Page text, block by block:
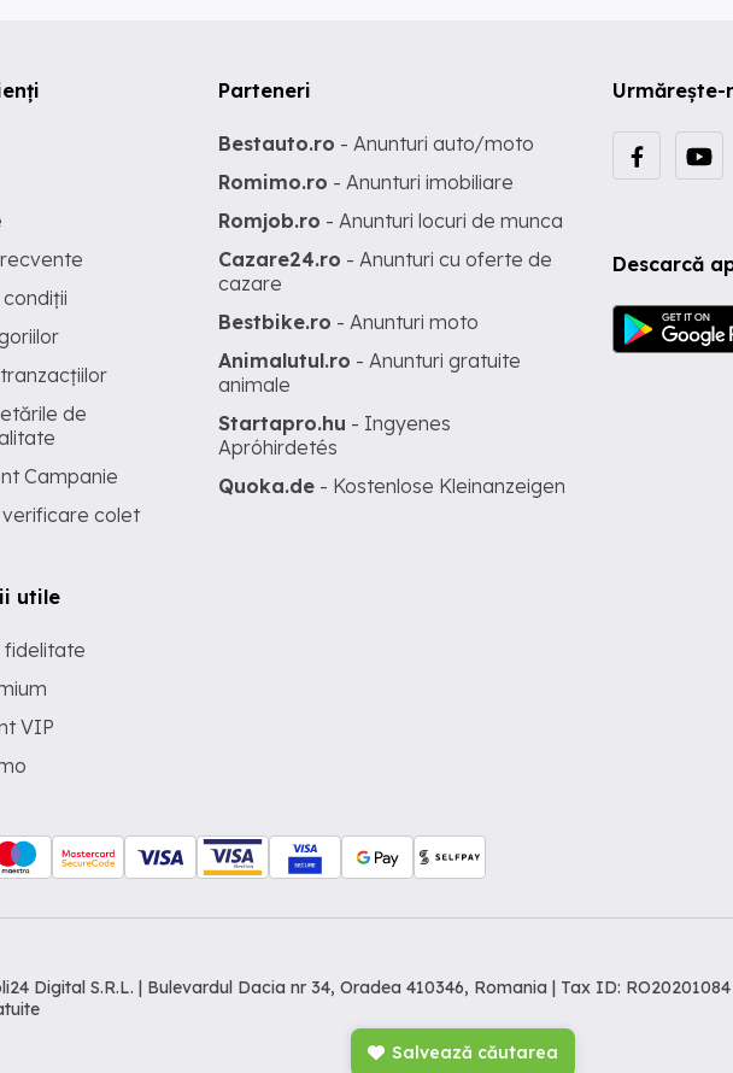
Salvează căutarea
Urmărește-
Descarcă
condiții
de
Campanie
colet
utile
fidelitate
VIP
Parteneri
Bestauto.ro - Anunturi auto/moto
Romimo.ro - Anunturi imobiliare
Romjob.ro - Anunturi locuri de munca
Cazare24.ro - Anunturi cu oferte de
cazare
Bestbike.ro - Anunturi moto
Animalutul.ro - Anunturi gratuite
animale
Startapro.hu - Ingyenes
Apróhirdetés
Quoka.de - Kostenlose Kleinanzeigen
Digital S.R.L. | Bulevardul Dacia nr 34, Oradea 410346, Romania | Tax ID: